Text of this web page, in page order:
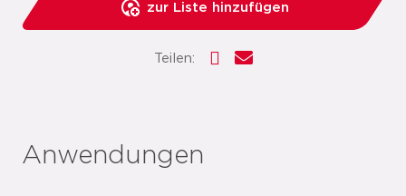
zur Liste hinzufügen
Teilen:
Anwendungen